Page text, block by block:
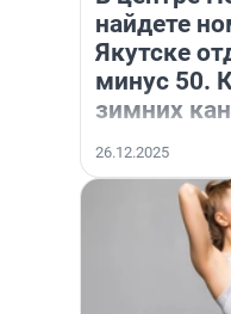
найдете
Якутске
минус 50.
зимних
26.12.2025